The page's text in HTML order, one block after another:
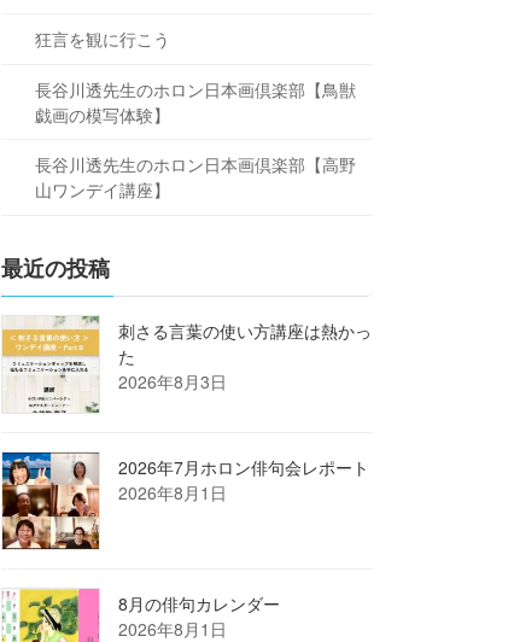
狂言を観に行こう
長谷川透先生のホロン日本画倶楽部【鳥獣
戯画の模写体験】
長谷川透先生のホロン日本画倶楽部【高野
山ワンデイ講座】
最近の投稿
刺さる言葉の使い方講座は熱かっ
た
2026年8月3日
2026年7月ホロン俳句会レポート
2026年8月1日
8月の俳句カレンダー
2026年8月1日